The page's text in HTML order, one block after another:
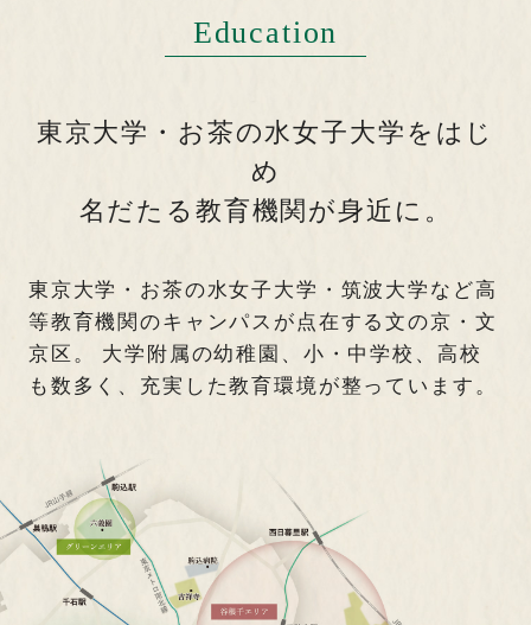
Education
東京大学・お茶の水女子大学をはじ
め
名だたる教育機関が身近に。
東京大学・お茶の水女子大学・筑波大学など高
等教育機関のキャンパスが点在する文の京・文
京区。
大学附属の幼稚園、小・中学校、高校
も数多く、充実した教育環境が整っています。